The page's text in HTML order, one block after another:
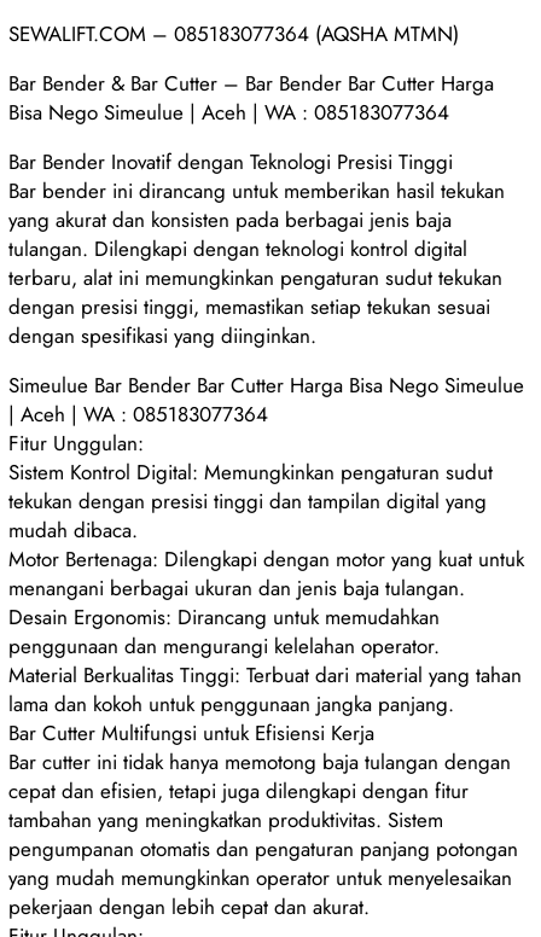
SEWALIFT.COM – 085183077364 (AQSHA MTMN)
Bar Bender & Bar Cutter – Bar Bender Bar Cutter Harga
Bisa Nego Simeulue | Aceh | WA : 085183077364
Bar Bender Inovatif dengan Teknologi Presisi Tinggi
Bar bender ini dirancang untuk memberikan hasil tekukan
yang akurat dan konsisten pada berbagai jenis baja
tulangan. Dilengkapi dengan teknologi kontrol digital
terbaru, alat ini memungkinkan pengaturan sudut tekukan
dengan presisi tinggi, memastikan setiap tekukan sesuai
dengan spesifikasi yang diinginkan.
Simeulue Bar Bender Bar Cutter Harga Bisa Nego Simeulue
| Aceh | WA : 085183077364
Fitur Unggulan:
Sistem Kontrol Digital: Memungkinkan pengaturan sudut
tekukan dengan presisi tinggi dan tampilan digital yang
mudah dibaca.
Motor Bertenaga: Dilengkapi dengan motor yang kuat untuk
menangani berbagai ukuran dan jenis baja tulangan.
Desain Ergonomis: Dirancang untuk memudahkan
penggunaan dan mengurangi kelelahan operator.
Material Berkualitas Tinggi: Terbuat dari material yang tahan
lama dan kokoh untuk penggunaan jangka panjang.
Bar Cutter Multifungsi untuk Efisiensi Kerja
Bar cutter ini tidak hanya memotong baja tulangan dengan
cepat dan efisien, tetapi juga dilengkapi dengan fitur
tambahan yang meningkatkan produktivitas. Sistem
pengumpanan otomatis dan pengaturan panjang potongan
yang mudah memungkinkan operator untuk menyelesaikan
pekerjaan dengan lebih cepat dan akurat.